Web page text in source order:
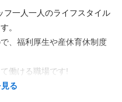
ども可能です！
残業もありませんしお給料
希望の方は会社費用でお越
一人一人のライフスタイル
。
、福利厚生や産休育休制度
働ける職場です!
る